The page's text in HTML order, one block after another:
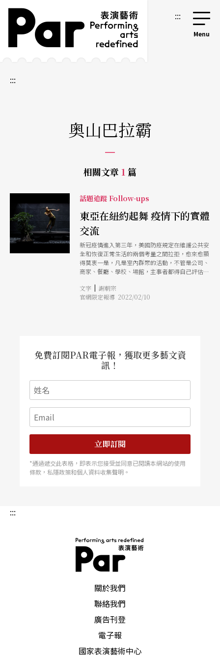
跳到主要內容區塊
網站導覽 :::
:::
奥山巴拉霸
相關文章 1 篇
話題追蹤 Follow-ups
東亞在紐約起舞 疫情下的實體
交流
新冠疫情進入第三年，美國防疫規定在維護公共安
全和恢復正常生活的兩個考量之間拉拒，愈來愈顯
得莫衷一是，凡是室內群聚的活動，不管是公司、
商家、餐廳、學校、場館，主事者都得自己評估開
場館研討會，往往有許多圍繞著大會的表演。在停
擺1年後，原本準備重整旗鼓，結果Omicron爆
文字 | 謝朝宗
官網限定報導 2022/02/10
免費訂閱PAR電子報，獲取更多藝文資
訊！
立即訂閱
*通過遞交此表格，即表示您接受並同意已閱讀本網站的使用
條款，私隱政策和個人資料收集聲明。
:::
關於我們
聯絡我們
廣告刊登
電子報
國家表演藝術中心